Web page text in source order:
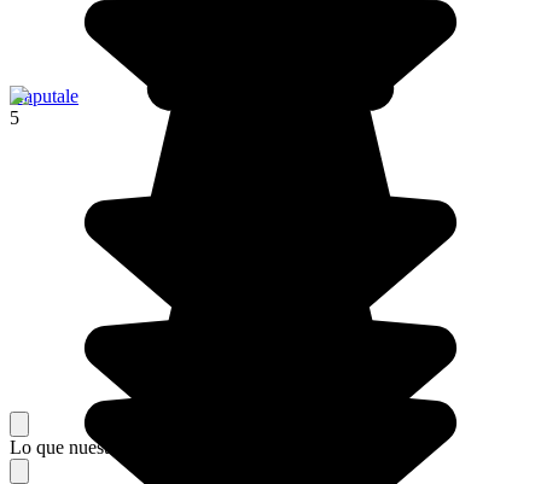
Haputale
5
Lo que nuestros viajeros piensan de su estancia